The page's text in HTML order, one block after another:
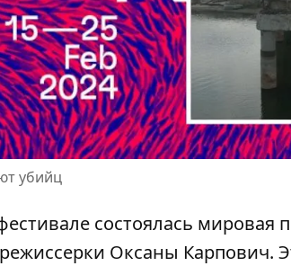
убийц
состоялась мировая
Оксаны Карпович.